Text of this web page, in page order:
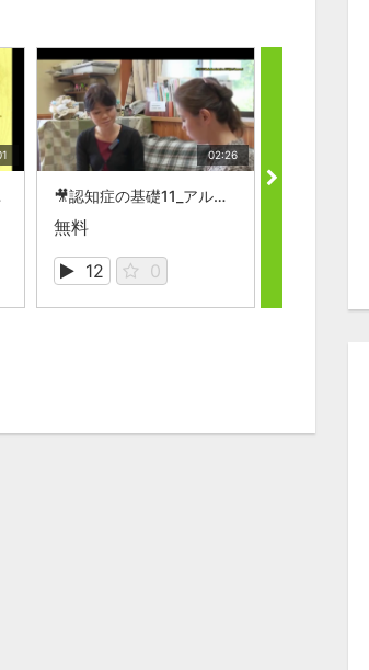
動画
02:26
🎥認知症の基礎11_アルツハイマー病の人のケアの原則は？
無料
12
0